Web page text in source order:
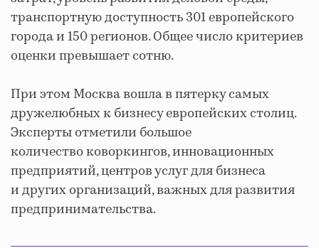
транспортную доступность 301 европейского
города и 150 регионов. Общее число критериев
оценки превышает сотню.
При этом Москва вошла в пятерку самых
дружелюбных к бизнесу европейских столиц.
Эксперты отметили большое
количество коворкингов, инновационных
предприятий, центров услуг для бизнеса
и других организаций, важных для развития
предпринимательства.